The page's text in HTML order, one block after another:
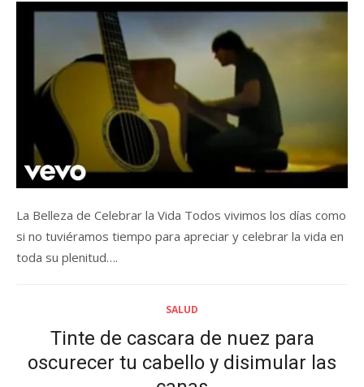
La Belleza de Celebrar la Vida Todos vivimos los días como
si no tuviéramos tiempo para apreciar y celebrar la vida en
toda su plenitud….
SALUD
Tinte de cascara de nuez para
oscurecer tu cabello y disimular las